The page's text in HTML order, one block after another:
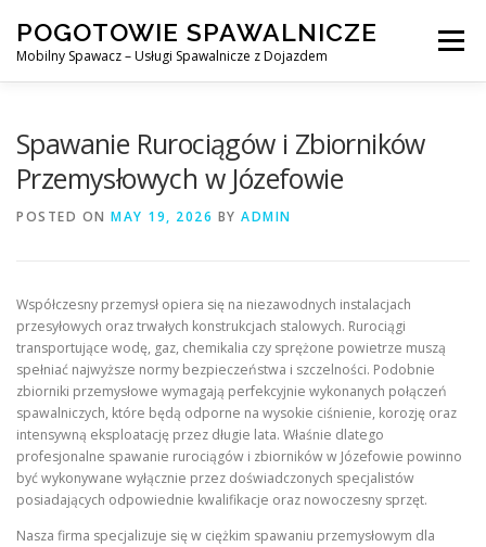
content
POGOTOWIE SPAWALNICZE
Mobilny Spawacz – Usługi Spawalnicze z Dojazdem
Menu
Spawanie Rurociągów i Zbiorników
Przemysłowych w Józefowie
POSTED ON MAY 19, 2026 BY ADMIN
Współczesny przemysł opiera się na niezawodnych instalacjach
przesyłowych oraz trwałych konstrukcjach stalowych. Rurociągi
transportujące wodę, gaz, chemikalia czy sprężone powietrze muszą
spełniać najwyższe normy bezpieczeństwa i szczelności. Podobnie
zbiorniki przemysłowe wymagają perfekcyjnie wykonanych połączeń
spawalniczych, które będą odporne na wysokie ciśnienie, korozję oraz
intensywną eksploatację przez długie lata. Właśnie dlatego
profesjonalne spawanie rurociągów i zbiorników w Józefowie powinno
być wykonywane wyłącznie przez doświadczonych specjalistów
posiadających odpowiednie kwalifikacje oraz nowoczesny sprzęt.
Nasza firma specjalizuje się w ciężkim spawaniu przemysłowym dla